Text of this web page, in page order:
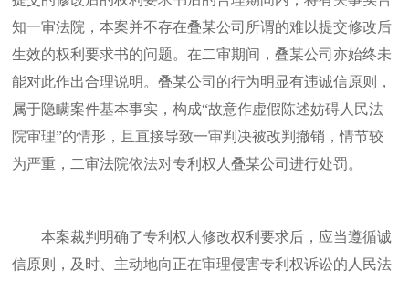
知一审法院，本案并不存在叠某公司所谓的难以提交修改后
生效的权利要求书的问题。在二审期间，叠某公司亦始终未
能对此作出合理说明。叠某公司的行为明显有违诚信原则，
属于隐瞒案件基本事实，构成“故意作虚假陈述妨碍人民法
院审理”的情形，且直接导致一审判决被改判撤销，情节较
为严重，二审法院依法对专利权人叠某公司进行处罚。
本案裁判明确了专利权人修改权利要求后，应当遵循诚
信原则，及时、主动地向正在审理侵害专利权诉讼的人民法